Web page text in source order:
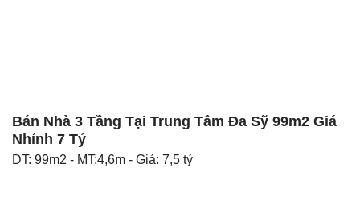
Bán Nhà 3 Tầng Tại Trung Tâm Đa Sỹ 99m2 Giá
Nhỉnh 7 Tỷ
DT: 99m2 - MT:4,6m - Giá: 7,5 tỷ